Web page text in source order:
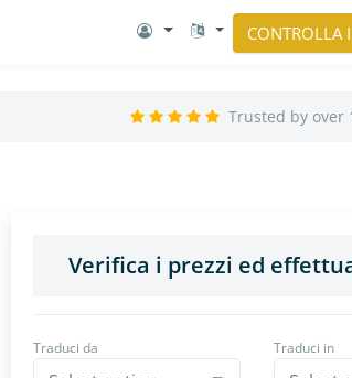
CONTROLLA
Trusted by over